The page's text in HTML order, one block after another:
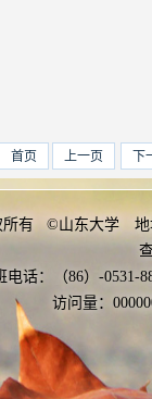
首页 上一页 下
所有 ©山东大学 地
电话：（86）-
访问量：